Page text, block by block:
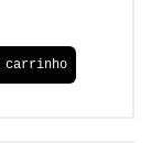
carrinho